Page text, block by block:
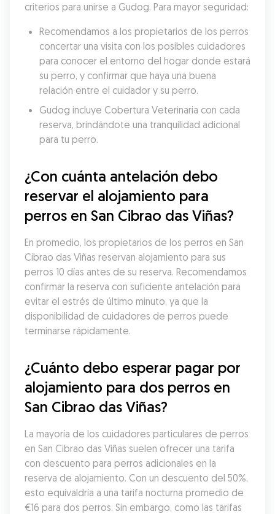
criterios para unirse a Gudog. Para mayor seguridad:
Recomendamos a los propietarios de los perros
concertar una visita con los posibles cuidadores
para conocer el entorno del hogar donde estará
su perro, y confirmar que haya una buena
relación entre el cuidador y su perro.
Gudog incluye Cobertura Veterinaria con cada
reserva, brindándote una tranquilidad adicional
para tu perro.
¿Con cuánta antelación debo
reservar el alojamiento para
perros en San Cibrao das Viñas?
En promedio, los propietarios de los perros en San
Cibrao das Viñas reservan alojamiento para sus
perros 10 días antes de su reserva. Recomendamos
confirmar la reserva con suficiente antelación para
evitar el estrés de último minuto, ya que la
disponibilidad de cuidadores de perros puede
terminarse rápidamente.
¿Cuánto debo esperar pagar por
alojamiento para dos perros en
San Cibrao das Viñas?
La mayoría de los cuidadores particulares de perros
en San Cibrao das Viñas suelen ofrecer una tarifa
con descuento para perros adicionales en la
reserva de alojamiento. Con un descuento del 50%,
esto equivaldría a una tarifa nocturna promedio de
€16 para dos perros. Sin embargo, como las tarifas